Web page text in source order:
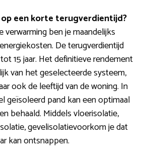
op een korte terugverdientijd?
verwarming ben je maandelijks
De terugverdientijd
15 jaar. Het definitieve rendement
van het geselecteerde systeem,
ook de leeftijd van de woning. In
geïsoleerd pand kan een optimaal
behaald. Middels vloerisolatie,
gevelisolatievoorkom je dat
kan ontsnappen.